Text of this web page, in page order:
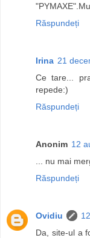
Răspundeți
Irina 21
Ce tare...
repede:)
Răspundeți
Anonim 12
... nu mai
Răspundeți
Ovidiu
Da, site-ul a